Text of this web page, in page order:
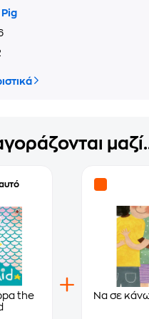
Pig
the
Να σε κάνω